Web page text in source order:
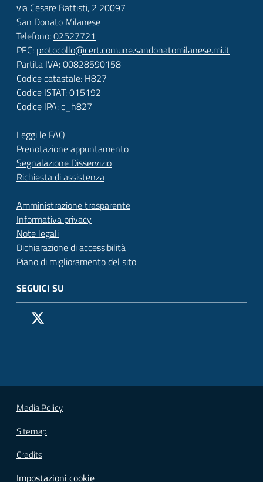
via Cesare Battisti, 2 20097
San Donato Milanese
Telefono:02527721
PEC: protocollo@cert.comune.sandonatomilanese.mi.it
Partita IVA: 00828590158
Codice catastale: H827
Codice ISTAT: 015192
Codice IPA: c_h827
Leggi le FAQ
Prenotazione appuntamento
Segnalazione Disservizio
Richiesta di assistenza
Amministrazione trasparente
Informativa privacy
Note legali
Dichiarazione di accessibilità
Piano di miglioramento del sito
SEGUICI SU
Pagina Facebook del Comune di San Donato Milanese
Vai alla pagina
Media Policy
Sitemap
Credits
Impostazioni cookie